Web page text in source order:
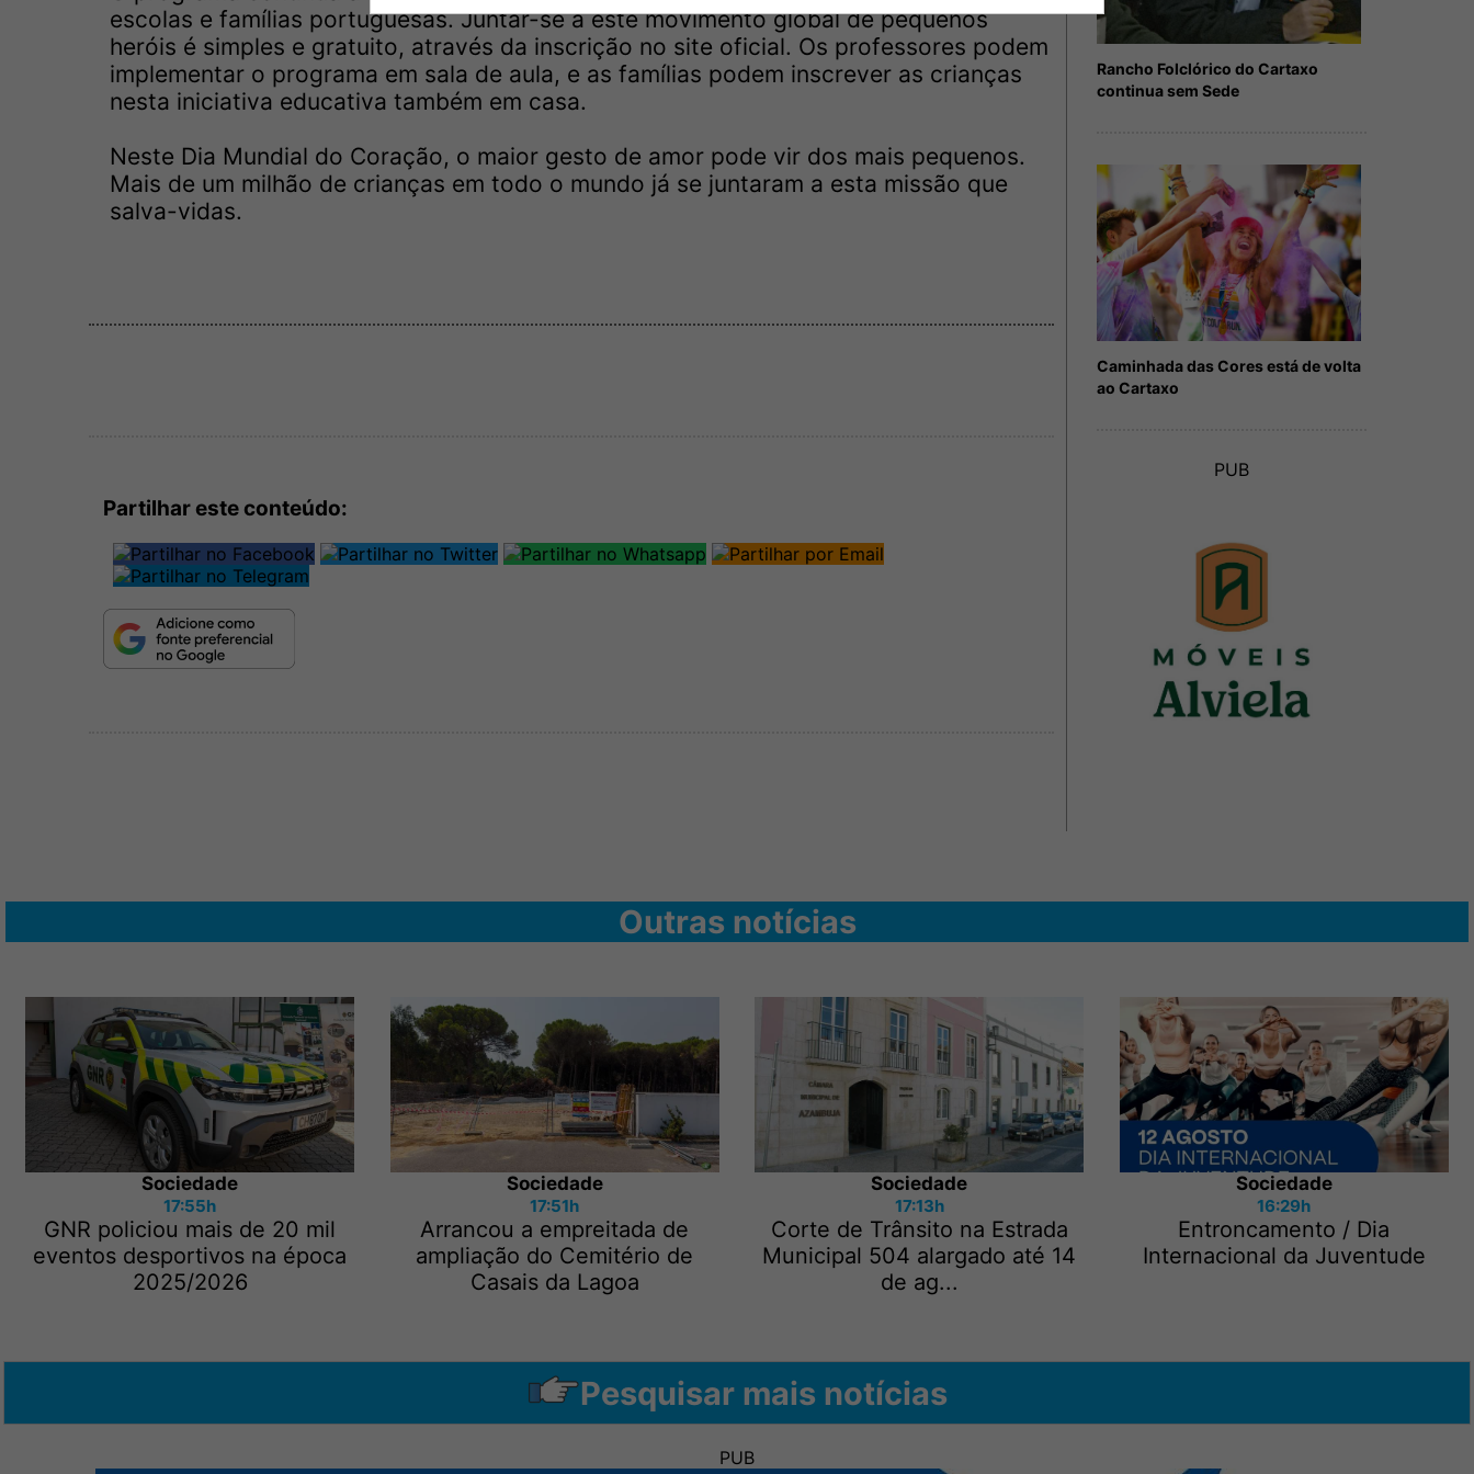
escolas e famílias portuguesas. Juntar-se a este movimento global de pequenos
heróis é simples e gratuito, através da inscrição no site oficial. Os professores podem
implementar o programa em sala de aula, e as famílias podem inscrever as crianças
nesta iniciativa educativa também em casa.
Neste Dia Mundial do Coração, o maior gesto de amor pode vir dos mais pequenos.
Mais de um milhão de crianças em todo o mundo já se juntaram a esta missão que
salva-vidas.
Partilhar este conteúdo:
Rancho Folclórico do Cartaxo
continua sem Sede
Caminhada das Cores está de volta
ao Cartaxo
PUB
Outras notícias
Sociedade
17:55h
GNR policiou mais de 20 mil
eventos desportivos na época
2025/2026
Sociedade
17:51h
Arrancou a empreitada de
ampliação do Cemitério de
Casais da Lagoa
Sociedade
17:13h
Corte de Trânsito na Estrada
Municipal 504 alargado até 14
de ag...
Sociedade
16:29h
Entroncamento / Dia
Internacional da Juventude
Pesquisar mais notícias
PUB